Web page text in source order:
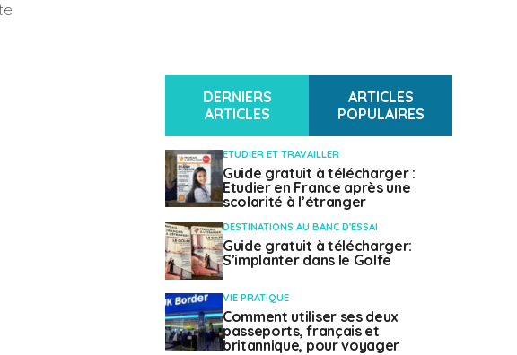
DERNIERS
ARTICLES
ARTICLES
POPULAIRES
ETUDIER ET TRAVAILLER
Guide gratuit à télécharger :
Etudier en France après une
scolarité à l’étranger
DESTINATIONS AU BANC D'ESSAI
Guide gratuit à télécharger:
S’implanter dans le Golfe
VIE PRATIQUE
Comment utiliser ses deux
passeports, français et
britannique, pour voyager